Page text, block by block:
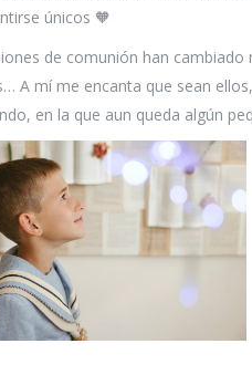
únicos 🧡
de comunión han
A mí me encanta que sean
en la que aun queda algún